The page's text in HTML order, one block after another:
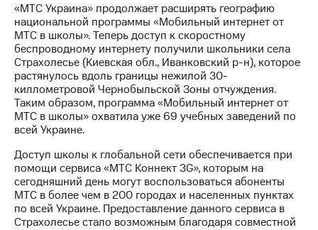
Контакты
Медиа-центр
Пресс-
релизы
МТС
о технологиях
Достижения
Интервью
Финансовая
отчетность
«МТС Украина» продолжает расширять географию
национальной программы «Мобильный интернет от
МТС в школы». Теперь доступ к скоростному
беспроводному интернету получили школьники села
Страхолесье (Киевская обл., Иванковский р-н), которое
растянулось вдоль границы нежилой 30-
киллометровой Чернобыльской Зоны отчуждения.
Таким образом, программа «Мобильный интернет от
МТС в школы» охватила уже 69 учебных заведений по
всей Украине.
Доступ школы к глобальной сети обеспечивается при
помощи сервиса «МТС Коннект 3G», которым на
сегодняшний день могут воспользоваться абоненты
МТС в более чем в 200 городах и населенных пунктах
по всей Украине. Предоставление данного сервиса в
Страхолесье стало возможным благодаря совместной